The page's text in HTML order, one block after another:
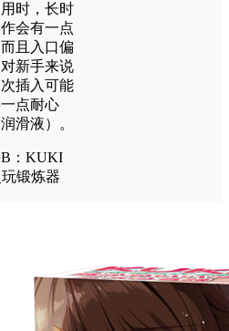
时，长时
会有一点
且入口偏
新手来说
插入可能
点耐心
润滑液）。
：KUKI
玩锻炼器